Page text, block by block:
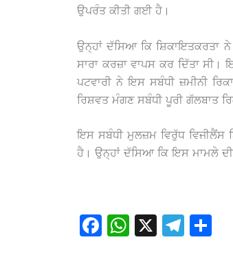
ਉਪਰੰਤ ਕੀਤੀ ਗਈ ਹੈ।
ਉਨ੍ਹਾਂ ਦੱਸਿਆ ਕਿ ਸ਼ਿਕਾਇਤਕਰਤਾ
ਸਾਰਾ ਕਰਜ਼ਾ ਵਾਪਸ ਕਰ ਦਿੱਤਾ
ਪਟਵਾਰੀ ਨੇ ਇਸ ਸਬੰਧੀ ਜ਼ਮੀਨੀ
ਰਿਸ਼ਵਤ ਮੰਗਣ ਸਬੰਧੀ ਪੂਰੀ ਗੱਲਬਾਤ
ਇਸ ਸਬੰਧੀ ਮੁਲਜ਼ਮ ਵਿਰੁੱਧ ਵਿਜੀਲੈਂਸ
ਹੈ। ਉਨ੍ਹਾਂ ਦੱਸਿਆ ਕਿ ਇਸ ਮਾਮਲੇ ਦੀ
F
W X
T